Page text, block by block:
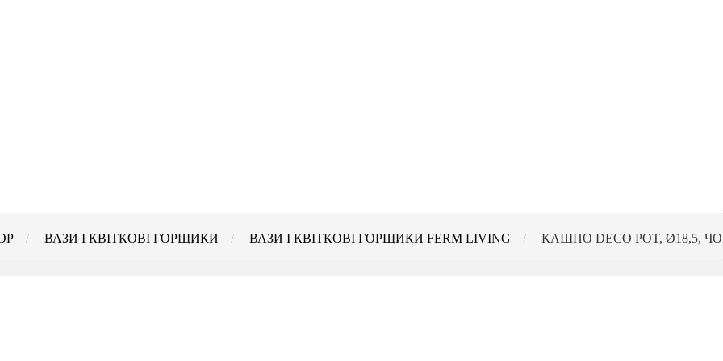
ВАЗИ І КВІТКОВІ ГОРЩИКИ ВАЗИ І КВІТКОВІ ГОРЩИКИ FERM LIVING КАШПО DECO POT, Ø18,5,